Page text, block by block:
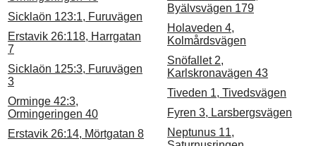
Sicklaön 123:1, Furuvägen
Erstavik 26:118, Harrgatan
7
Sicklaön 125:3, Furuvägen
3
Orminge 42:3,
Ormingeringen 40
Erstavik 26:14, Mörtgatan 8
Byälvsvägen 179
Holaveden 4,
Kolmårdsvägen
Snöfallet 2,
Karlskronavägen 43
Tiveden 1, Tivedsvägen
Fyren 3, Larsbergsvägen
Neptunus 11,